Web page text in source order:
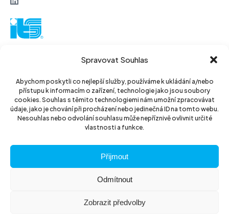
Spravovat Souhlas
Abychom poskytli co nejlepší služby, používáme k ukládání a/nebo
přístupu k informacím o zařízení, technologie jako jsou soubory
cookies. Souhlas s těmito technologiemi nám umožní zpracovávat
údaje, jako je chování při procházení nebo jedinečná ID na tomto webu.
Nesouhlas nebo odvolání souhlasu může nepříznivě ovlivnit určité
vlastnosti a funkce.
Přijmout
Odmítnout
Zobrazit předvolby
130 52 Praha3
Czech Republic
IČ: 14889811
© 2026 ITS akciová společnost